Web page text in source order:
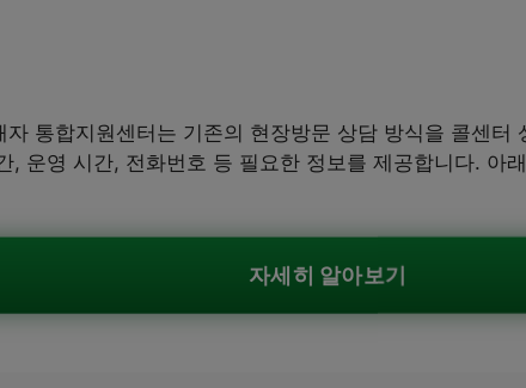
자 통합지원센터는 기존의 현장방문 상담 방식을 콜센터
, 운영 시간, 전화번호 등 필요한 정보를 제공합니다. 아
자세히 알아보기